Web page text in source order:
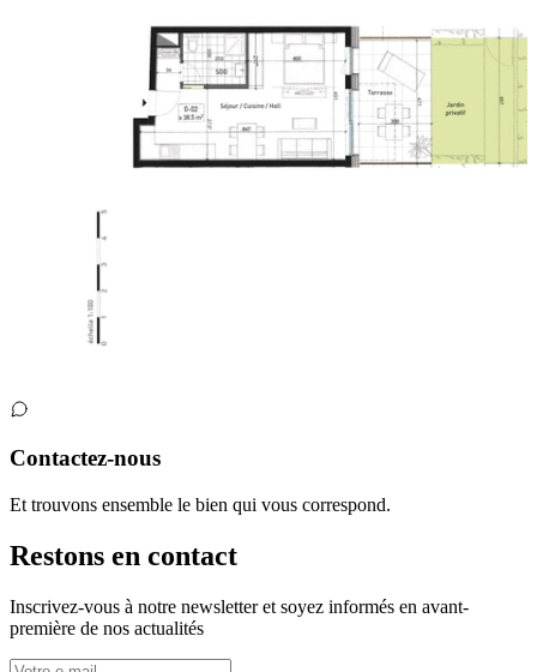
Contactez-nous
Et trouvons ensemble le bien qui vous correspond.
Restons en contact
Inscrivez-vous à notre newsletter et soyez informés en avant-
première de nos actualités